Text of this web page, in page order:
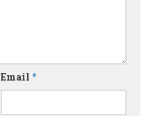
Email *